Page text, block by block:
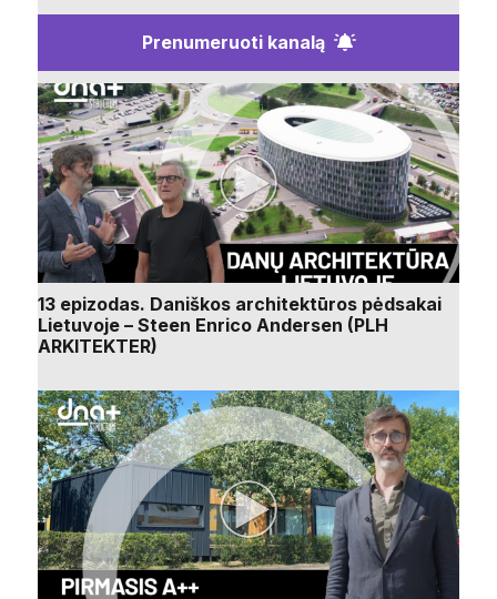
Prenumeruoti kanalą
13 epizodas. Daniškos architektūros pėdsakai
Lietuvoje – Steen Enrico Andersen (PLH
ARKITEKTER)